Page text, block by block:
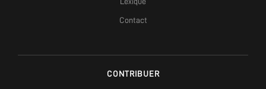
Contact
CONTRIBUER